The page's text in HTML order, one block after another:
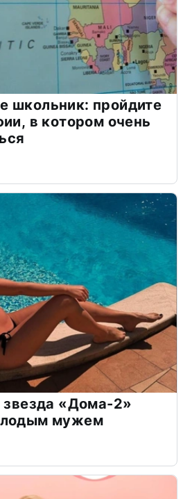
школьник: пройдите
в котором очень
звезда «Дома-2»
мужем